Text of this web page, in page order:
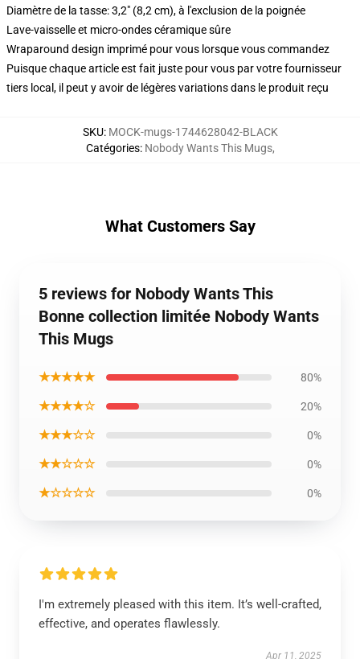
Diamètre de la tasse: 3,2" (8,2 cm), à l'exclusion de la poignée
Lave-vaisselle et micro-ondes céramique sûre
Wraparound design imprimé pour vous lorsque vous commandez
Puisque chaque article est fait juste pour vous par votre fournisseur
tiers local, il peut y avoir de légères variations dans le produit reçu
SKU: MOCK-mugs-1744628042-BLACK
Catégories: Nobody Wants This Mugs,
What Customers Say
5 reviews for Nobody Wants This
Bonne collection limitée Nobody Wants
This Mugs
★★★★★ 80%
★★★★☆ 20%
★★★☆☆ 0%
★★☆☆☆ 0%
★☆☆☆☆ 0%
I'm extremely pleased with this item. It’s well-crafted,
effective, and operates flawlessly.
Apr 11, 2025